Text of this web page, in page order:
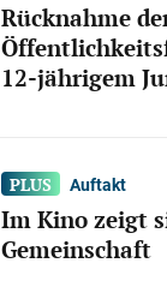
Rücknahme
12-jährigem
Auftakt
Im Kino zeigt
Gemeinschaft